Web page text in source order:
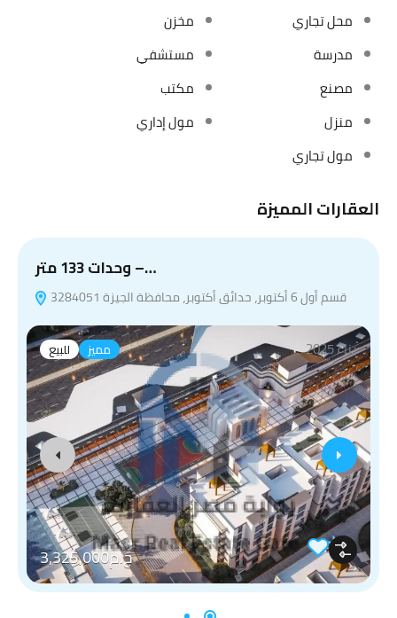
محل تجاري
مخزن
مدرسة
مستشفي
مصنع
مكتب
منزل
مول إداري
مول تجاري
العقارات المميزة
وحدات 133 متر –…
قسم أول 6 أكتوبر، حدائق أكتوبر، محافظة الجيزة 3284051
للبيع مميز بناء 2025
ج.م3,325,000